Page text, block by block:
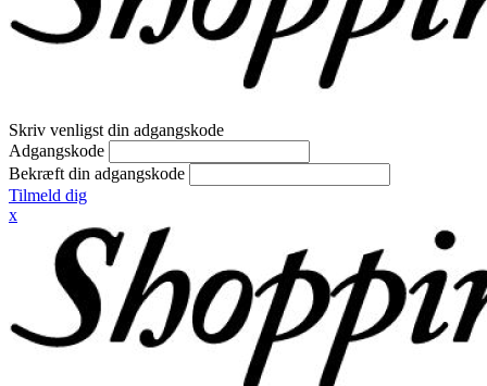
Skriv venligst din adgangskode
Adgangskode
Bekræft din adgangskode
Tilmeld dig
x